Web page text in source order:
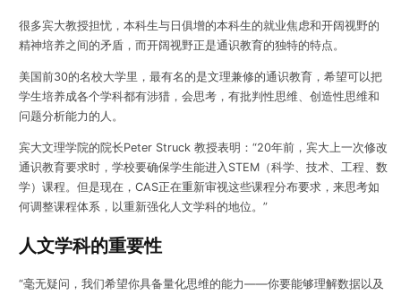
很多宾大教授担忧， 本科生与日俱增的本科生的就业焦虑和开阔视野的
精神培养之间的矛盾，而开阔视野正是通识教育的独特的特点。
美国前30的名校大学里，最有名的是文理兼修的通识教育，希望可以把
学生培养成各个学科都有涉猎，会思考，有批判性思维、创造性思维和
问题分析能力的人。
宾大文理学院的院长Peter Struck 教授表明：“20年前，宾大上一次修改
通识教育要求时，学校要确保学生能进入STEM（科学、技术、工程、数
学）课程。但是现在，CAS正在重新审视这些课程分布要求，来思考如
何调整课程体系，以重新强化人文学科的地位。”
人文学科的重要性
“毫无疑问，我们希望你具备量化思维的能力——你要能够理解数据以及